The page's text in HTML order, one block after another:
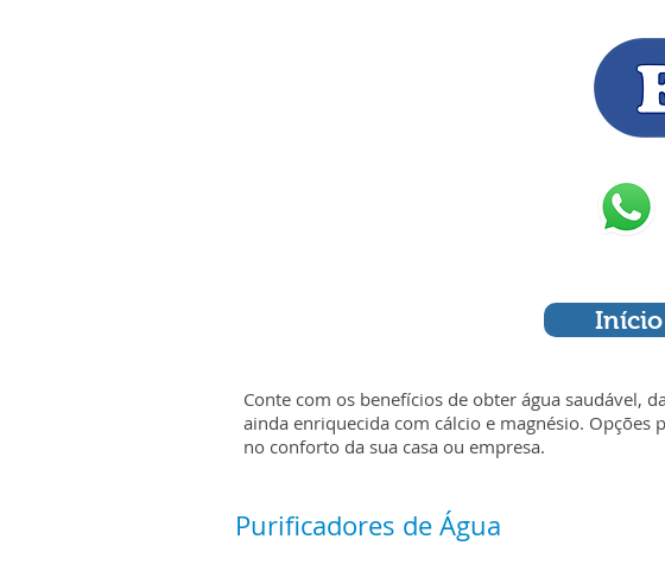
Início
Conte com os benefícios de obter água saudável,
ainda enriquecida com cálcio e magnésio. Opções
no conforto da sua casa ou empresa.
Purificadores de Água